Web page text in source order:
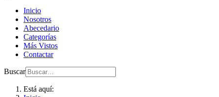
Inicio
Nosotros
Abecedario
Categorías
Más Vistos
Contactar
Buscar
Está aquí: